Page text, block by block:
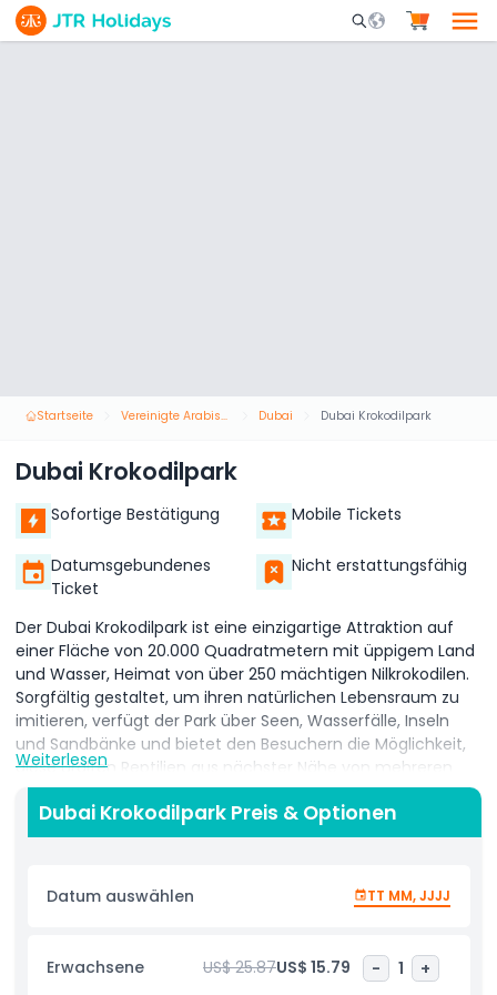
Mobile Search
Startseite Vereinigte Arabische Emirate Dubai Dubai Krokodilpark
Dubai Krokodilpark
Sofortige Bestätigung Mobile Tickets
Datumsgebundenes
Ticket
Nicht erstattungsfähig
Der Dubai Krokodilpark ist eine einzigartige Attraktion auf
einer Fläche von 20.000 Quadratmetern mit üppigem Land
und Wasser, Heimat von über 250 mächtigen Nilkrokodilen.
Sorgfältig gestaltet, um ihren natürlichen Lebensraum zu
imitieren, verfügt der Park über Seen, Wasserfälle, Inseln
und Sandbänke und bietet den Besuchern die Möglichkeit,
diese uralten Reptilien aus nächster Nähe von mehreren
Aussichtspunkten aus zu beobachten. Erkunden Sie das
Krokodil-Aquarium, in dem Sie ihr faszinierendes
amphibisches Verhalten in einer speziell gestalteten
betreten Sie das Krokodilmuseum, das Sie auf eine Reise
durch Millionen Jahre Evolution mitnimmt und zeigt, wie
sich an wechselnde Ökosysteme anpassten. Ob Sie nun 5
Meter lange Krokodile bestaunen oder an einer von
Weiterlesen
Dubai Krokodilpark Preis & Optionen
Datum auswählen TT MM, JJJJ
Erwachsene US$ 25.87US$ 15.79 - 1 +